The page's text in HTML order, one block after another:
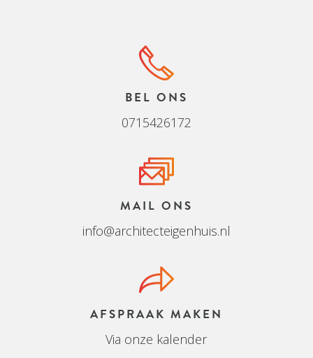
BEL ONS
0715426172
MAIL ONS
info@architecteigenhuis.nl
AFSPRAAK MAKEN
Via onze kalender